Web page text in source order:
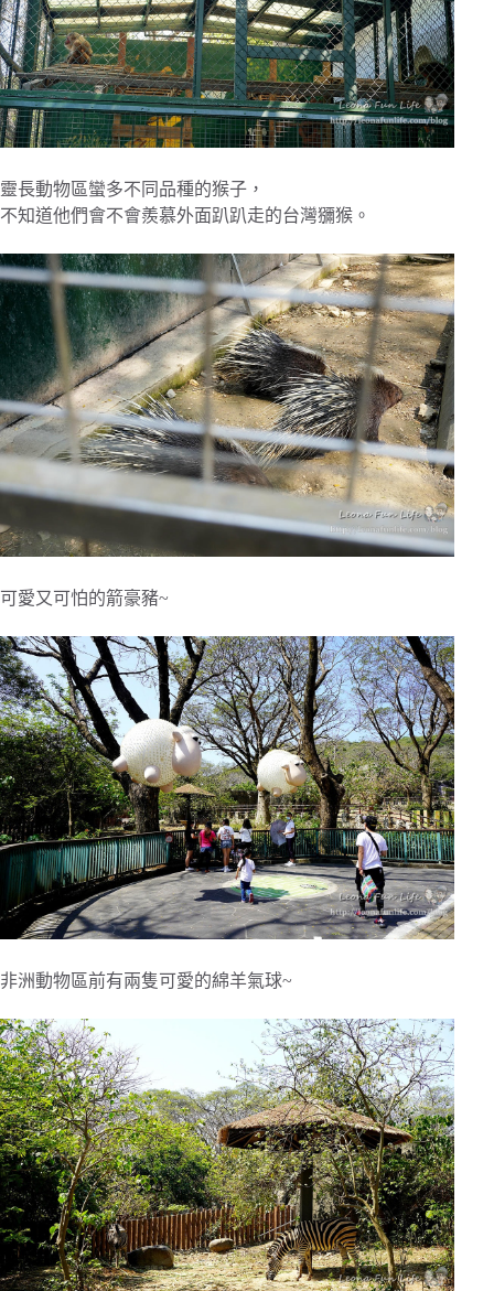
靈長動物區蠻多不同品種的猴子，
不知道他們會不會羨慕外面趴趴走的台灣獼猴。
可愛又可怕的箭豪豬~
非洲動物區前有兩隻可愛的綿羊氣球~